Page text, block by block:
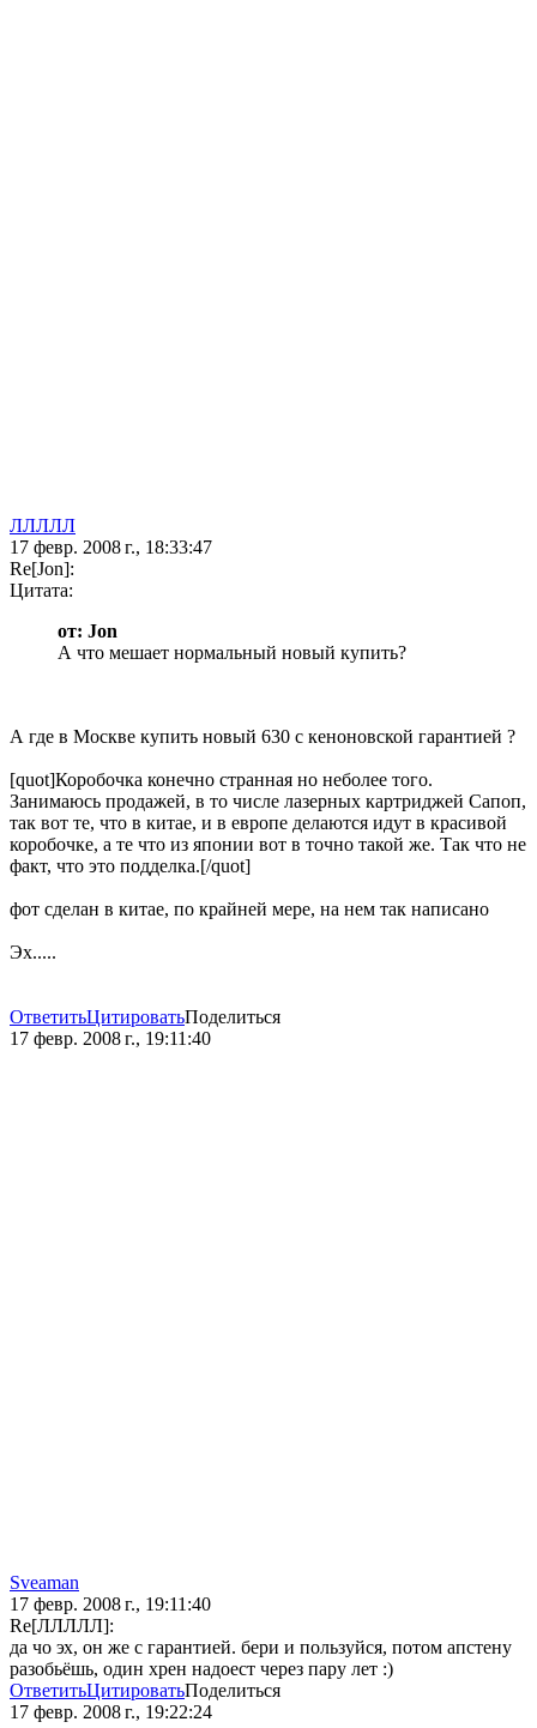
ЛЛЛЛЛ
17 февр. 2008 г., 18:33:47
Re[Jon]:
Цитата:
от: Jon
А что мешает нормальный новый купить?
А где в Москве купить новый 630 с кеноновской гарантией ?
[quot]Коробочка конечно странная но неболее того.
Занимаюсь продажей, в то числе лазерных картриджей Сапоп,
так вот те, что в китае, и в европе делаются идут в красивой
коробочке, а те что из японии вот в точно такой же. Так что не
факт, что это подделка.[/quot]
фот сделан в китае, по крайней мере, на нем так написано
Эх.....
ОтветитьЦитироватьПоделиться
17 февр. 2008 г., 19:11:40
Sveaman
17 февр. 2008 г., 19:11:40
Re[ЛЛЛЛЛ]:
да чо эх, он же с гарантией. бери и пользуйся, потом апстену
разобьёшь, один хрен надоест через пару лет :)
ОтветитьЦитироватьПоделиться
17 февр. 2008 г., 19:22:24